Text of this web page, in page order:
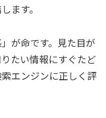
ます。
が命です。見た目が
たい情報にすぐたど
エンジンに正しく評